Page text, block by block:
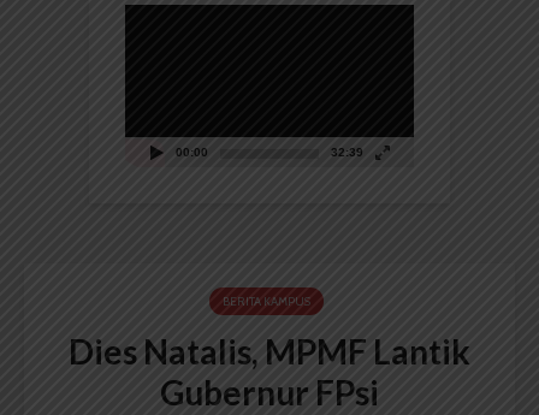
00:00 32:39
BERITA KAMPUS
Dies Natalis, MPMF Lantik
Gubernur FPsi